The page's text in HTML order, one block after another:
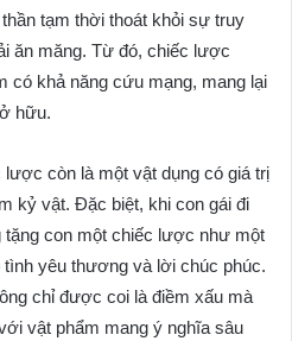
tạm thời thoát khỏi sự truy
ăn măng. Từ đó, chiếc lược
có khả năng cứu mạng, mang lại
hữu.
còn là một vật dụng có giá trị
kỷ vật. Đặc biệt, khi con gái đi
con một chiếc lược như một
yêu thương và lời chúc phúc.
chỉ được coi là điềm xấu mà
vật phẩm mang ý nghĩa sâu